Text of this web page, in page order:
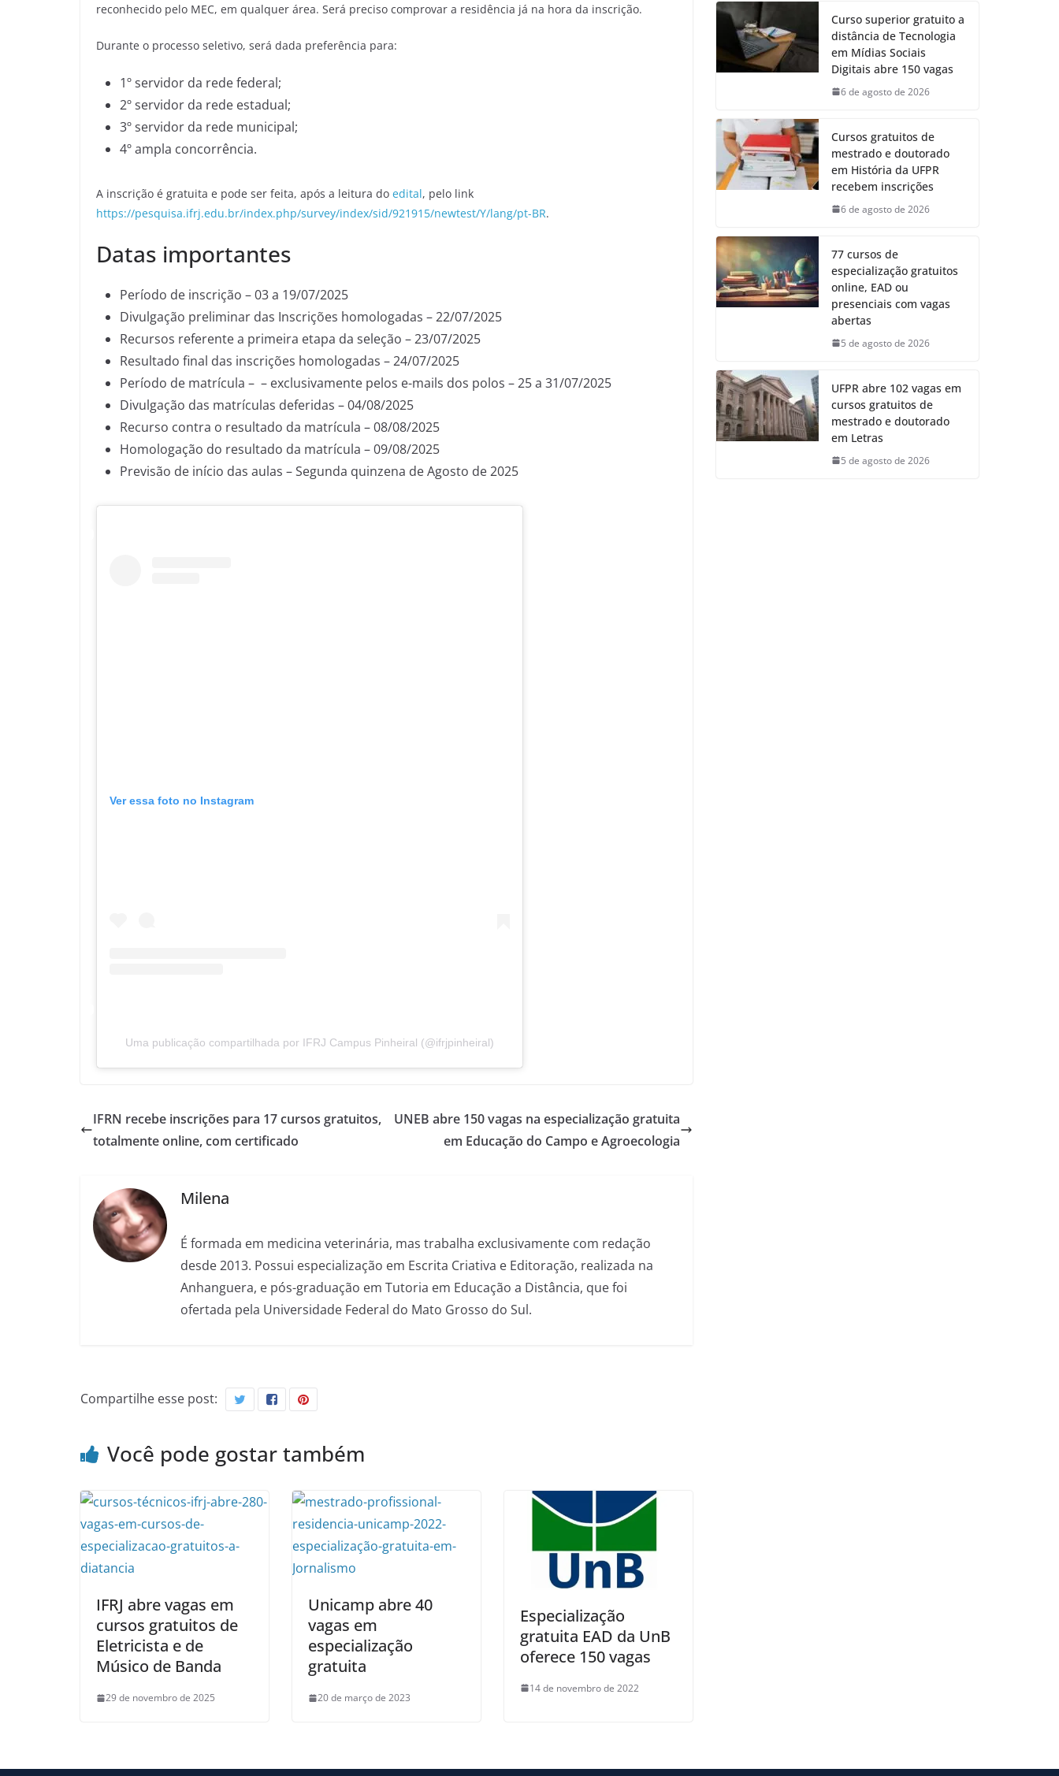
reconhecido pelo MEC, em qualquer área. Será preciso comprovar a residência já na hora da inscrição.
Durante o processo seletivo, será dada preferência para:
1º servidor da rede federal;
2º servidor da rede estadual;
3º servidor da rede municipal;
4º ampla concorrência.
A inscrição é gratuita e pode ser feita, após a leitura do edital, pelo link
https://pesquisa.ifrj.edu.br/index.php/survey/index/sid/921915/newtest/Y/lang/pt-BR.
Datas importantes
Período de inscrição – 03 a 19/07/2025
Divulgação preliminar das Inscrições homologadas – 22/07/2025
Recursos referente a primeira etapa da seleção – 23/07/2025
Resultado final das inscrições homologadas – 24/07/2025
Período de matrícula – – exclusivamente pelos e-mails dos polos – 25 a 31/07/2025
Divulgação das matrículas deferidas – 04/08/2025
Recurso contra o resultado da matrícula – 08/08/2025
Homologação do resultado da matrícula – 09/08/2025
Previsão de início das aulas – Segunda quinzena de Agosto de 2025
Ver essa foto no Instagram
Uma publicação compartilhada por IFRJ Campus Pinheiral (@ifrjpinheiral)
IFRN recebe inscrições para 17 cursos gratuitos,
totalmente online, com certificado
UNEB abre 150 vagas na especialização gratuita
em Educação do Campo e Agroecologia
Milena
É formada em medicina veterinária, mas trabalha exclusivamente com redação
desde 2013. Possui especialização em Escrita Criativa e Editoração, realizada na
Anhanguera, e pós-graduação em Tutoria em Educação a Distância, que foi
ofertada pela Universidade Federal do Mato Grosso do Sul.
Compartilhe esse post:
Você pode gostar também
IFRJ abre vagas em
cursos gratuitos de
Eletricista e de
Músico de Banda
29 de novembro de 2025
Unicamp abre 40
vagas em
especialização
gratuita
20 de março de 2023
Especialização
gratuita EAD da UnB
oferece 150 vagas
14 de novembro de 2022
Curso superior gratuito a
distância de Tecnologia
em Mídias Sociais
Digitais abre 150 vagas
6 de agosto de 2026
Cursos gratuitos de
mestrado e doutorado
em História da UFPR
recebem inscrições
6 de agosto de 2026
77 cursos de
especialização gratuitos
online, EAD ou
presenciais com vagas
abertas
5 de agosto de 2026
UFPR abre 102 vagas em
cursos gratuitos de
mestrado e doutorado
em Letras
5 de agosto de 2026